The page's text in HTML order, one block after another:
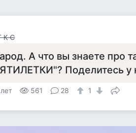
К С
А что вы знаете про
Поделитесь у
561 28 1